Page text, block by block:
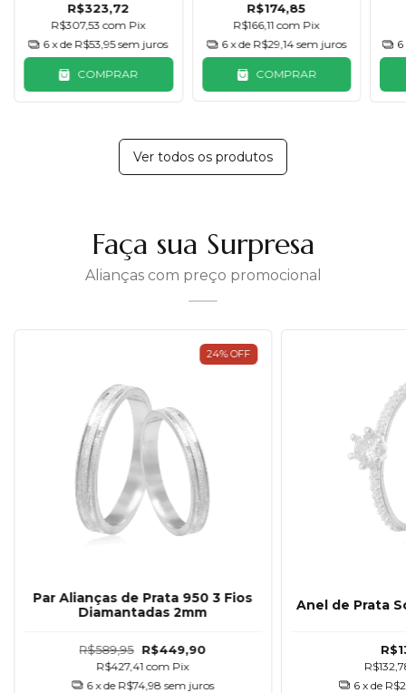
R$323,72
R$307,53com Pix
6 x de R$53,95 sem juros
COMPRAR
R$174,85
R$166,11com Pix
6 x de R$29,14 sem juros
COMPRAR
6
Ver todos os produtos
Faça sua Surpresa
Alianças com preço promocional
24%OFF
Par Alianças de Prata 950 3 Fios
Diamantadas 2mm
R$589,95 R$449,90
R$427,41com Pix
6 x de R$74,98 sem juros
Anel de Prata
6 x de